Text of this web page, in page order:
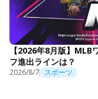
【2026年8月版】
フ進出ラインは？
2026/8/7 スポーツ